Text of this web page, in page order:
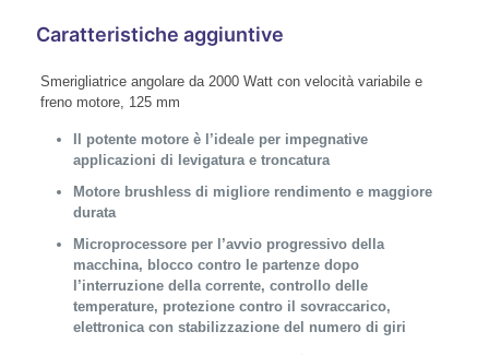
Caratteristiche aggiuntive
Smerigliatrice angolare da 2000 Watt con velocità variabile e
freno motore, 125 mm
Il potente motore è l’ideale per impegnative
applicazioni di levigatura e troncatura
Motore brushless di migliore rendimento e maggiore
durata
Microprocessore per l’avvio progressivo della
macchina, blocco contro le partenze dopo
l’interruzione della corrente, controllo delle
temperature, protezione contro il sovraccarico,
elettronica con stabilizzazione del numero di giri